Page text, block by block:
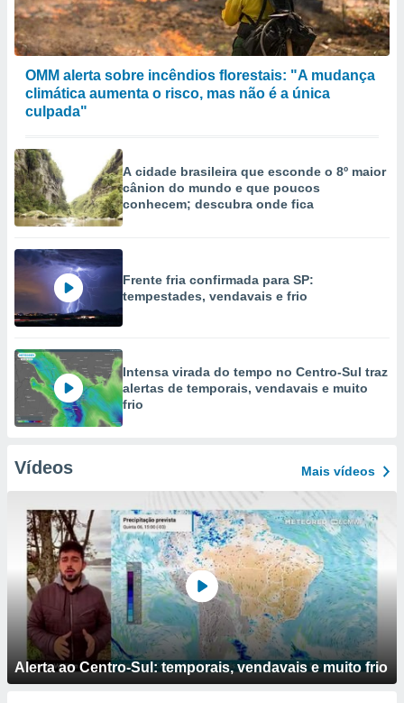
OMM alerta sobre incêndios florestais: "A mudança
climática aumenta o risco, mas não é a única
culpada"
A cidade brasileira que esconde o 8º maior
cânion do mundo e que poucos
conhecem; descubra onde fica
Frente fria confirmada para SP:
tempestades, vendavais e frio
Intensa virada do tempo no Centro-Sul traz
alertas de temporais, vendavais e muito
frio
Vídeos Mais vídeos
Alerta ao Centro-Sul: temporais, vendavais e muito frio